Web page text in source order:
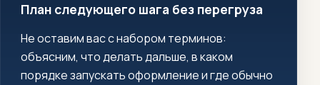
План следующего шага без перегруза
Не оставим вас с набором терминов:
объясним, что делать дальше, в каком
порядке запускать оформление и где обычно